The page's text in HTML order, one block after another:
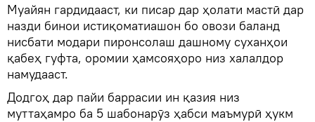
Муайян гардидааст, ки писар дар ҳолати мастӣ дар
назди бинои истиқоматиашон бо овози баланд
нисбати модари пиронсолаш дашному суханҳои
қабеҳ гуфта, оромии ҳамсояҳоро низ халалдор
намудааст.
Додгоҳ дар пайи баррасии ин қазия низ
муттаҳамро ба 5 шабонарӯз ҳабси маъмурӣ ҳукм